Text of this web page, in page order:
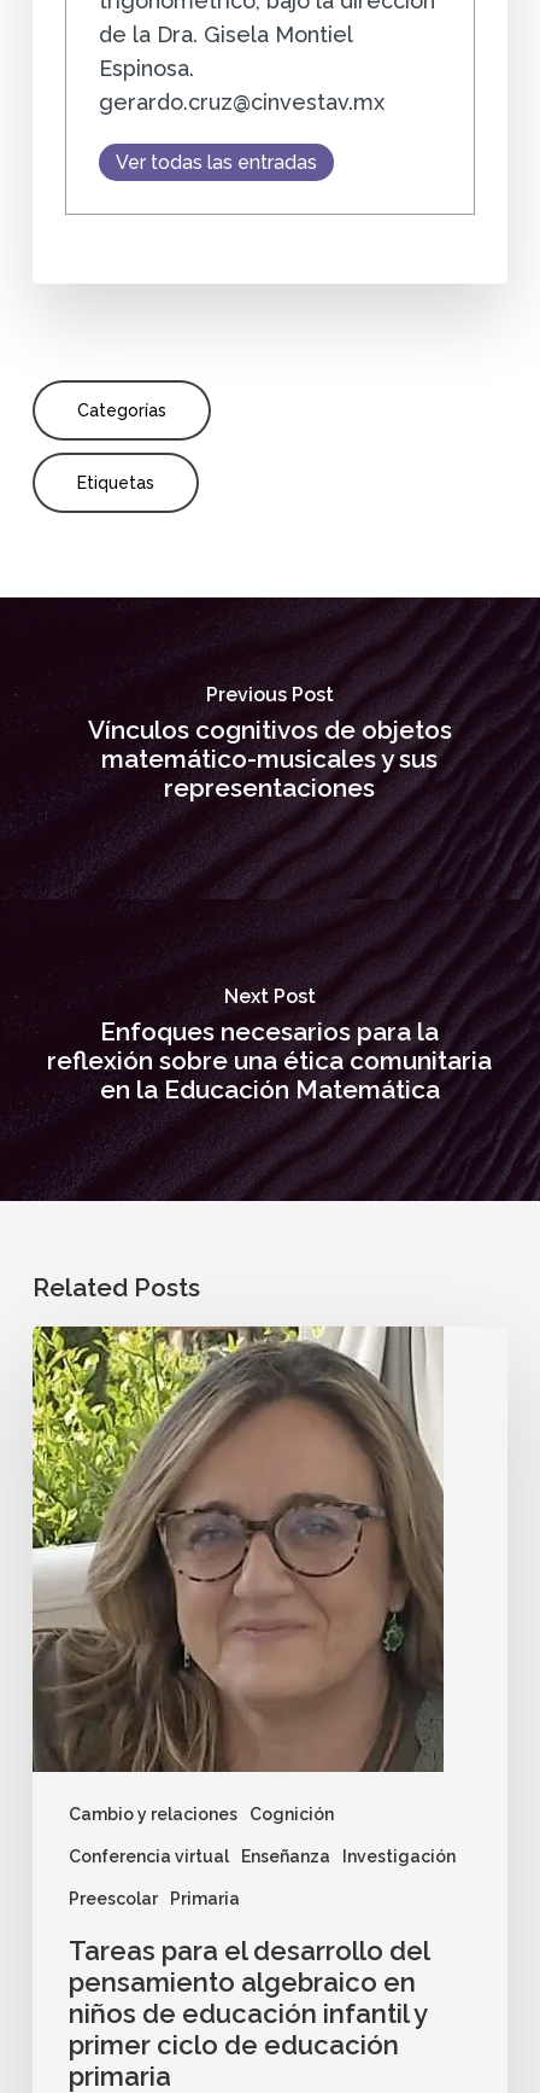
de la Dra. Gisela Montiel
Espinosa.
gerardo.cruz@cinvestav.mx
Ver todas las entradas
Categorías
Etiquetas
Previous Post
Vínculos cognitivos de objetos
matemático-musicales y sus
representaciones
Next Post
Enfoques necesarios para la
reflexión sobre una ética comunitaria
en la Educación Matemática
Related Posts
Cambio y relaciones Cognición
Conferencia virtual Enseñanza Investigación
Preescolar Primaria
Tareas para el desarrollo del
pensamiento algebraico en
niños de educación infantil y
primer ciclo de educación
primaria